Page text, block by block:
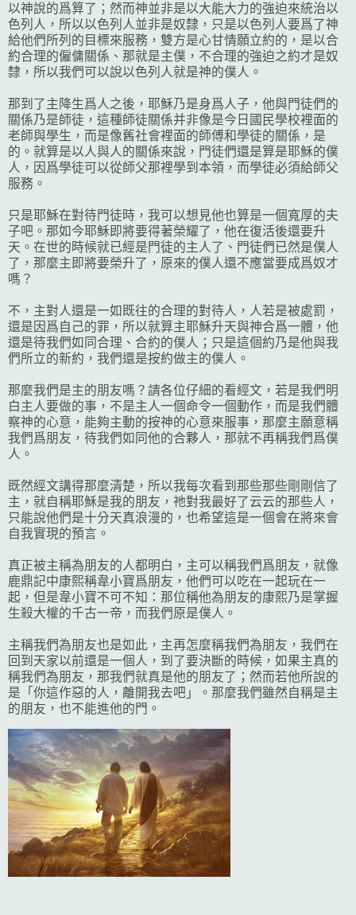
以神說的爲算了；然而神並非是以大能大力的強迫來統治以
色列人，所以以色列人並非是奴隸，只是以色列人要爲了神
給他們所列的目標來服務，雙方是心甘情願立約的，是以合
約合理的僱傭關係、那就是主僕，不合理的強迫之約才是奴
隸，所以我們可以說以色列人就是神的僕人。
那到了主降生爲人之後，耶穌乃是身爲人子，他與門徒們的
關係乃是師徒，這種師徒關係并非像是今日國民學校裡面的
老師與學生，而是像舊社會裡面的師傅和學徒的關係，是
的。就算是以人與人的關係來說，門徒們還是算是耶穌的僕
人，因爲學徒可以從師父那裡學到本領，而學徒必須給師父
服務。
只是耶穌在對待門徒時，我可以想見他也算是一個寬厚的夫
子吧。那如今耶穌即將要得著榮耀了，他在復活後還要升
天。在世的時候就已經是門徒的主人了、門徒們已然是僕人
了，那麼主即將要榮升了，原來的僕人還不應當要成爲奴才
嗎？
不，主對人還是一如既往的合理的對待人，人若是被處罰，
還是因爲自己的罪，所以就算主耶穌升天與神合爲一體，他
還是待我們如同合理、合約的僕人；只是這個約乃是他與我
們所立的新約，我們還是按約做主的僕人。
那麼我們是主的朋友嗎？請各位仔細的看經文，若是我們明
白主人要做的事，不是主人一個命令一個動作，而是我們體
察神的心意，能夠主動的按神的心意來服事，那麼主願意稱
我們爲朋友，待我們如同他的合夥人，那就不再稱我們爲僕
人。
既然經文講得那麼清楚，所以我每次看到那些那些剛剛信了
主，就自稱耶穌是我的朋友，祂對我最好了云云的那些人，
只能說他們是十分天真浪漫的，也希望這是一個會在將來會
自我實現的預言。
真正被主稱為朋友的人都明白，主可以稱我們爲朋友，就像
鹿鼎記中康熙稱韋小寶爲朋友，他們可以吃在一起玩在一
起，但是韋小寶不可不知：那位稱他為朋友的康熙乃是掌握
生殺大權的千古一帝，而我們原是僕人。
主稱我們為朋友也是如此，主再怎麼稱我們為朋友，我們在
回到天家以前還是一個人，到了要決斷的時候，如果主真的
稱我們為朋友，那我們就真是他的朋友了；然而若他所說的
是「你這作惡的人，離開我去吧」。那麼我們雖然自稱是主
的朋友，也不能進他的門。